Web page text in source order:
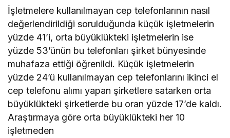
İşletmelere kullanılmayan cep telefonlarının nasıl
değerlendirildiği sorulduğunda küçük işletmelerin
yüzde 41’i, orta büyüklükteki işletmelerin ise
yüzde 53’ünün bu telefonları şirket bünyesinde
muhafaza ettiği öğrenildi. Küçük işletmelerin
yüzde 24’ü kullanılmayan cep telefonlarını ikinci el
cep telefonu alımı yapan şirketlere satarken orta
büyüklükteki şirketlerde bu oran yüzde 17’de kaldı.
Araştırmaya göre orta büyüklükteki her 10
işletmeden